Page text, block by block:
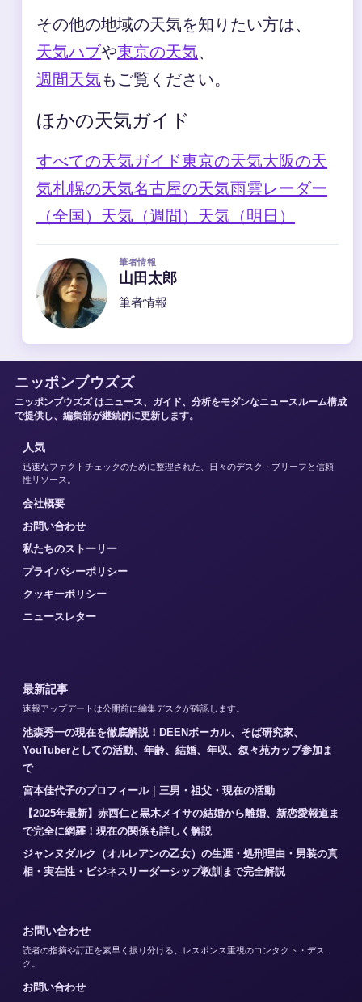
その他の地域の天気を知りたい方は、
天気ハブや東京の天気、
週間天気もご覧ください。
ほかの天気ガイド
すべての天気ガイド東京の天気大阪の天
気札幌の天気名古屋の天気雨雲レーダー
（全国） 天気（週間） 天気（明日）
筆者情報
山田太郎
筆者情報
ニッポンブウズズ
ニッポンブウズズ はニュース、ガイド、分析をモダンなニュースルーム構成
で提供し、編集部が継続的に更新します。
人気
迅速なファクトチェックのために整理された、日々のデスク・ブリーフと信頼
性リソース。
会社概要
お問い合わせ
私たちのストーリー
プライバシーポリシー
クッキーポリシー
ニュースレター
最新記事
速報アップデートは公開前に編集デスクが確認します。
池森秀一の現在を徹底解説！DEENボーカル、そば研究家、
YouTuberとしての活動、年齢、結婚、年収、叙々苑カップ参加ま
で
宮本佳代子のプロフィール｜三男・祖父・現在の活動
【2025年最新】赤西仁と黒木メイサの結婚から離婚、新恋愛報道ま
で完全に網羅！現在の関係も詳しく解説
ジャンヌダルク（オルレアンの乙女）の生涯・処刑理由・男装の真
相・実在性・ビジネスリーダーシップ教訓まで完全解説
お問い合わせ
読者の指摘や訂正を素早く振り分ける、レスポンス重視のコンタクト・デス
ク。
お問い合わせ